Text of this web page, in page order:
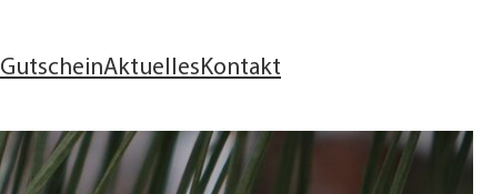
GutscheinAktuelles Kontakt